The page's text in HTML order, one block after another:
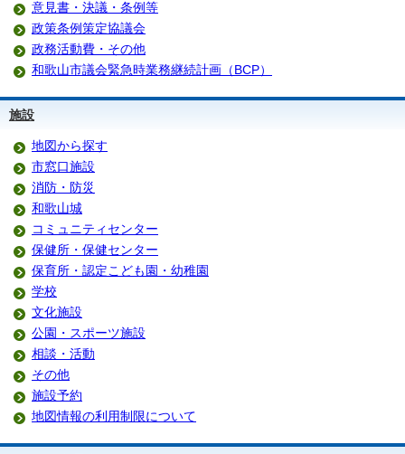
意見書・決議・条例等
政策条例策定協議会
政務活動費・その他
和歌山市議会緊急時業務継続計画（BCP）
施設
地図から探す
市窓口施設
消防・防災
和歌山城
コミュニティセンター
保健所・保健センター
保育所・認定こども園・幼稚園
学校
文化施設
公園・スポーツ施設
相談・活動
その他
施設予約
地図情報の利用制限について